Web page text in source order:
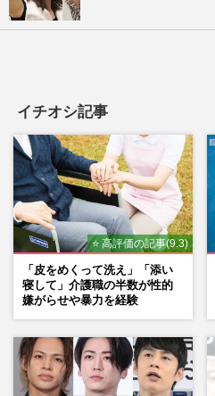
イチオシ記事
⭐ 高評価の記事(9.3)
「皮をめくって洗え」「添い
寝して」介護職の半数が性的
嫌がらせや暴力を経験